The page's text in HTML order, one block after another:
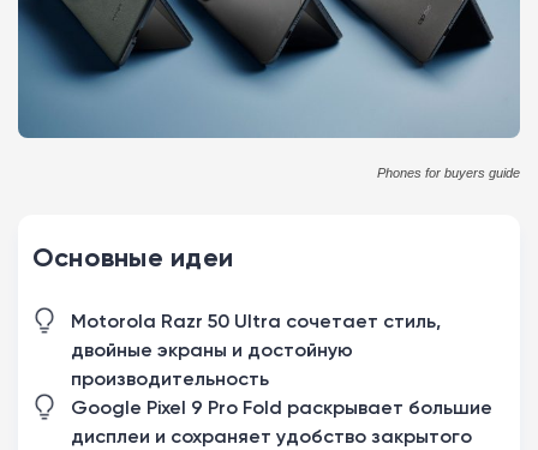
Phones for buyers guide
Основные идеи
Motorola Razr 50 Ultra сочетает стиль,
двойные экраны и достойную
производительность
Google Pixel 9 Pro Fold раскрывает большие
дисплеи и сохраняет удобство закрытого